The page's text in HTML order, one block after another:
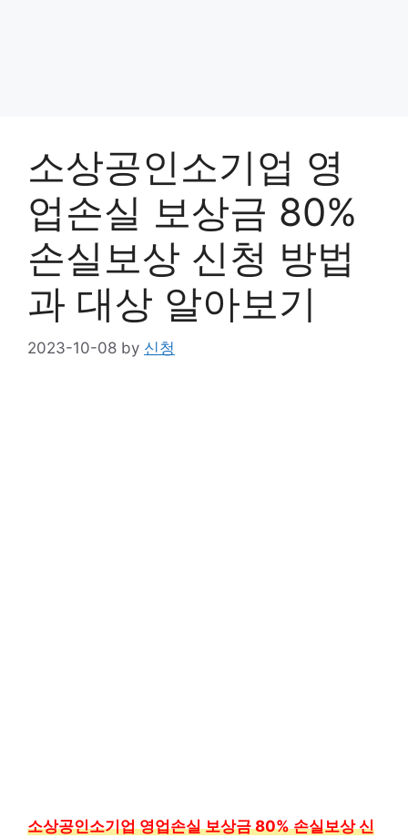
소상공인소기업 영
업손실 보상금 80%
손실보상 신청 방법
과 대상 알아보기
2023-10-08 by 신청
소상공인소기업 영업손실 보상금 80% 손실보상 신